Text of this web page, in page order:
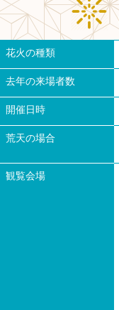
花火の種類
去年の来場者数
開催日時
荒天の場合
観覧会場